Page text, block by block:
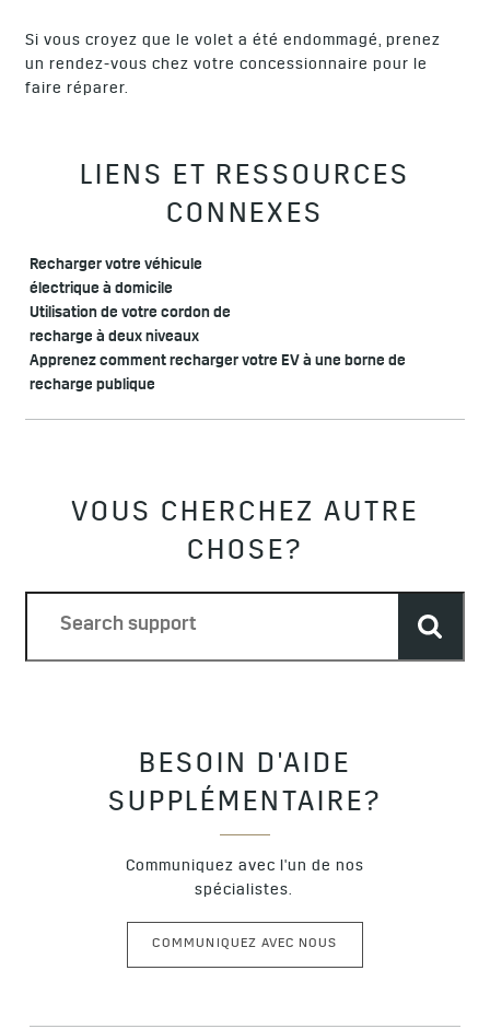
Si vous croyez que le volet a été endommagé, prenez
un rendez-vous chez votre concessionnaire pour le
faire réparer.
LIENS ET RESSOURCES
CONNEXES
Recharger votre véhicule
électrique à domicile
Utilisation de votre cordon de
recharge à deux niveaux
Apprenez comment recharger votre EV à une borne de
recharge publique
VOUS CHERCHEZ AUTRE
CHOSE?
BESOIN D'AIDE
SUPPLÉMENTAIRE?
Communiquez avec l'un de nos
spécialistes.
COMMUNIQUEZ AVEC NOUS